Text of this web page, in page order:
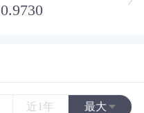
0.9730
近1年 最大